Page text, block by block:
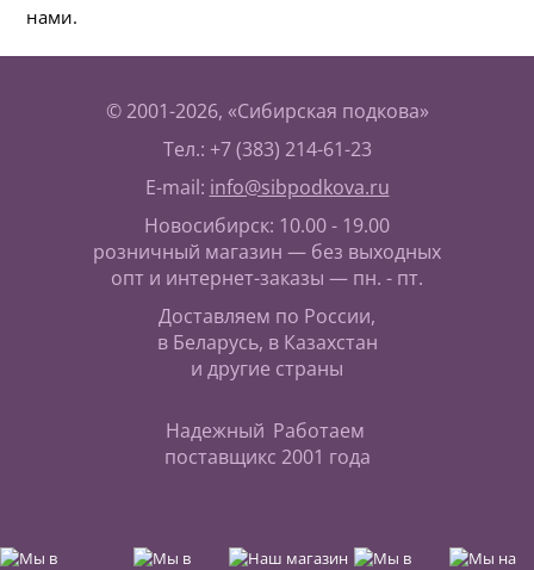
нами.
© 2001-2026, «Сибирская подкова»
Тел.: +7 (383) 214-61-23
E-mail: info@sibpodkova.ru
Новосибирск: 10.00 - 19.00
розничный магазин — без выходных
опт и интернет-заказы — пн. - пт.
Доставляем по России,
в Беларусь, в Казахстан
и другие страны
Надежный
поставщик
Работаем
с 2001 года